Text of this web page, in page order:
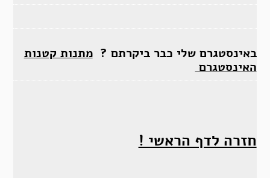
באינסטגרם שלי כבר ביקרתם ?מתנות קטנות
האינסטגרם
חזרה לדף הראשי !